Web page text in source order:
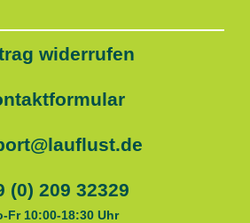
widerrufen
(0) 209 32329
Fr 10:00-18:30 Uhr